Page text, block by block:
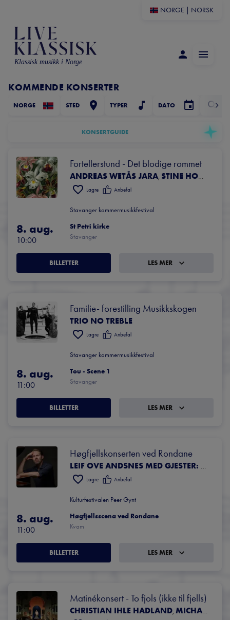
NORGE NORSK
Klassisk musikk i Norge
KOMMENDE KONSERTER
NORGE STED TYPER DATO
KONSERTGUIDE
Fortellerstund - Det blodige rommet
ANDREAS WETÅS JARA, STINE HONORE
Lagre Anbefal
Stavanger kammermusikkfestival
8. aug.
10:00
St Petri kirke
Stavanger
BILLETTER LES MER
Familie- forestilling Musikkskogen
TRIO NO TREBLE
Lagre Anbefal
Stavanger kammermusikkfestival
8. aug.
11:00
Tou - Scene 1
Stavanger
BILLETTER LES MER
Høgfjellskonserten ved Rondane
LEIF OVE ANDSNES MED GJESTER: OPUS13 OG MARIUS NESET
Lagre Anbefal
Kulturfestivalen Peer Gynt
8. aug.
11:00
Høgfjellsscena ved Rondane
Kvam
BILLETTER LES MER
Matinékonsert - To fjols (ikke til fjells)
CHRISTIAN IHLE HADLAND, MICHAEL GERMER